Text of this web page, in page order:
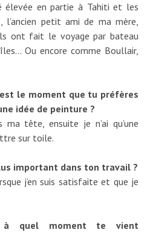
élevée en partie à Tahiti et les
l’ancien petit ami de ma mère,
ont fait le voyage par bateau
Ou encore comme Boullair,
le moment que tu préfères
idée de peinture ?
ma tête, ensuite je n’ai qu’une
sur toile.
important dans ton travail ?
j’en suis satisfaite et que je
à quel moment te vient